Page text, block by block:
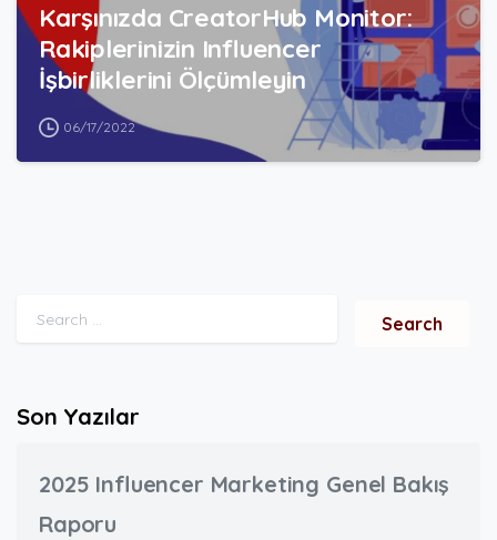
Karşınızda CreatorHub Monitor:
Rakiplerinizin Influencer
İşbirliklerini Ölçümleyin
06/17/2022
Search for:
Son Yazılar
2025 Influencer Marketing Genel Bakış
Raporu